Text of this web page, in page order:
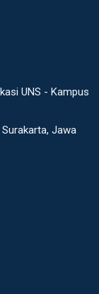
UNS - Kampus
Jawa